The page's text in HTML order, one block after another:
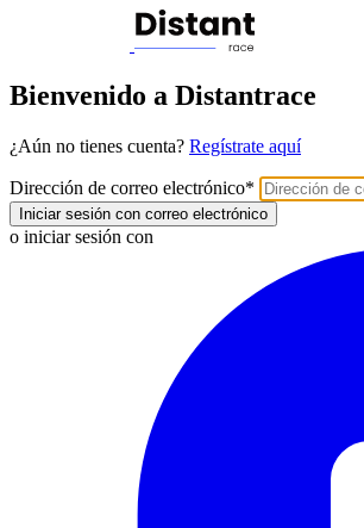
Bienvenido a Distantrace
¿Aún no tienes cuenta? Regístrate aquí
Dirección de correo electrónico*
Iniciar sesión con correo electrónico
o iniciar sesión con